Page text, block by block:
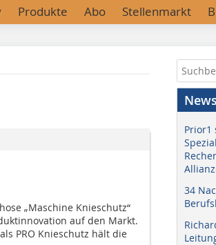
Produkte Abo Stellenmarkt
„Maschine Knieschutz“
auf den Markt.
PRO Knieschutz hält die
News
Prior1
34